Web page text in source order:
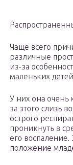
Чаще всего
различные
из-за
маленьких
У них она очень
за этого слизь
острого
проникнуть в
его воспаление.
положение